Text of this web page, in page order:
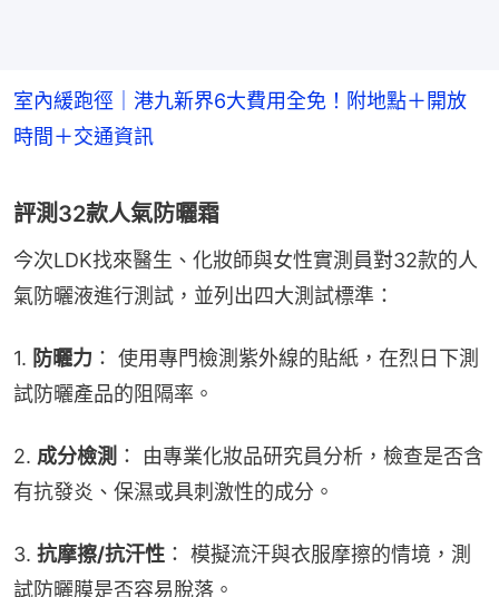
室內緩跑徑｜港九新界6大費用全免！附地點＋開放
時間＋交通資訊
評測32款人氣防曬霜
今次LDK找來醫生、化妝師與女性實測員對32款的人
氣防曬液進行測試，並列出四大測試標準：
1. 防曬力 ： 使用專門檢測紫外線的貼紙，在烈日下測
試防曬產品的阻隔率。
2. 成分檢測 ： 由專業化妝品研究員分析，檢查是否含
有抗發炎、保濕或具刺激性的成分。
3. 抗摩擦/抗汗性 ： 模擬流汗與衣服摩擦的情境，測
試防曬膜是否容易脫落。